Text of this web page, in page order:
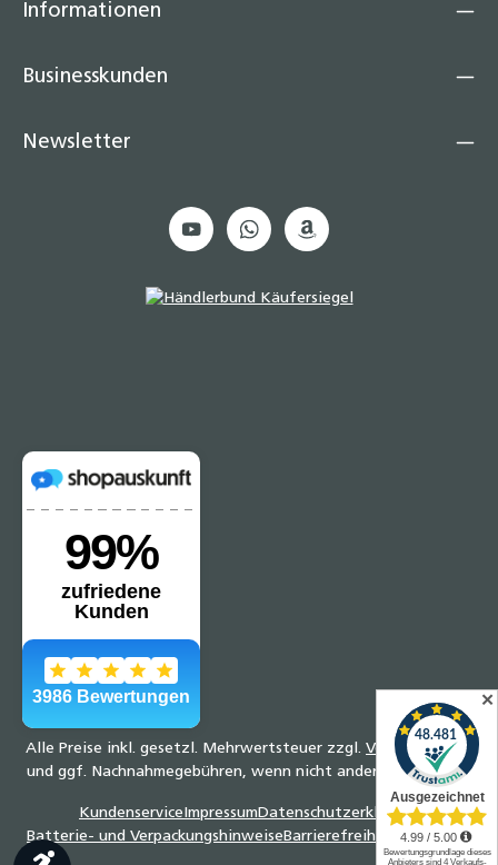
Informationen
Businesskunden
Newsletter
Alle Preise inkl. gesetzl. Mehrwertsteuer zzgl. Versandkosten
und ggf. Nachnahmegebühren, wenn nicht anders angegeben.
KundenserviceImpressumDatenschutzerklärung
Batterie- und VerpackungshinweiseBarrierefreiheitserklärung
Werkzeugleiste anzeigen
✕